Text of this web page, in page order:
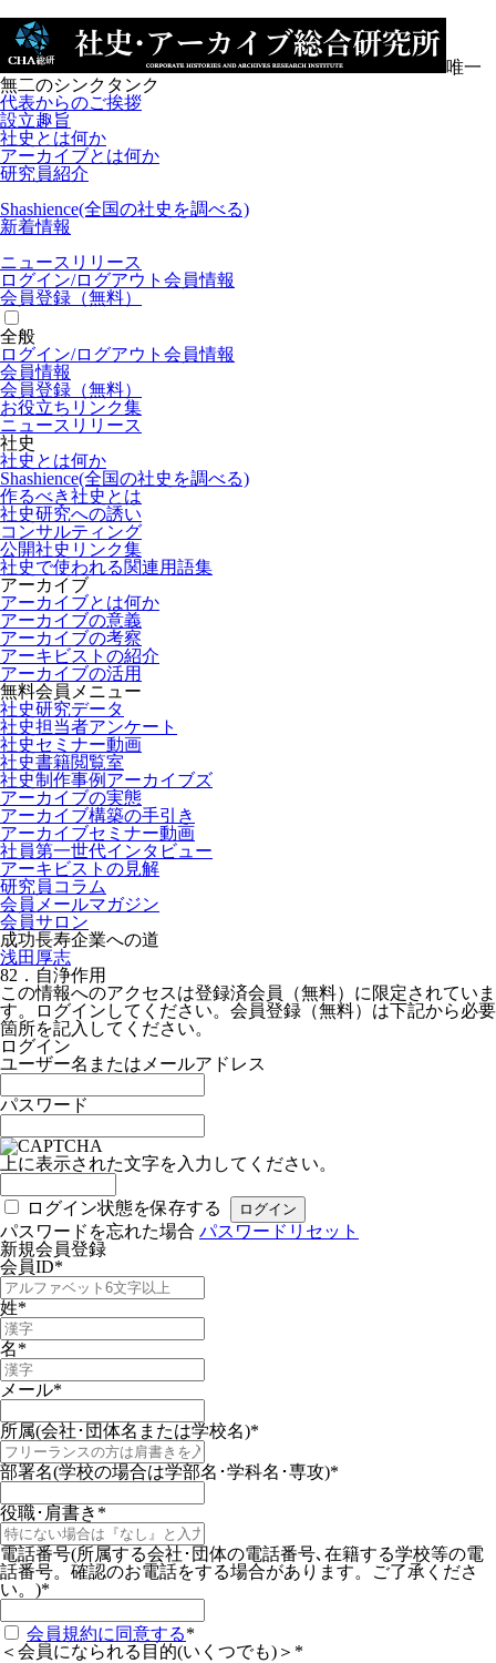
唯一
無二のシンクタンク
代表からのご挨拶
設立趣旨
社史とは何か
アーカイブとは何か
研究員紹介
Shashience(全国の社史を調べる)
新着情報
ニュースリリース
ログイン/ログアウト 会員情報
会員登録（無料）
全般
ログイン/ログアウト 会員情報
会員情報
会員登録（無料）
お役立ちリンク集
ニュースリリース
社史
社史とは何か
Shashience(全国の社史を調べる)
作るべき社史とは
社史研究への誘い
コンサルティング
公開社史リンク集
社史で使われる関連用語集
アーカイブ
アーカイブとは何か
アーカイブの意義
アーカイブの考察
アーキビストの紹介
アーカイブの活用
無料会員メニュー
社史研究データ
社史担当者アンケート
社史セミナー動画
社史書籍閲覧室
社史制作事例アーカイブズ
アーカイブの実態
アーカイブ構築の手引き
アーカイブセミナー動画
社員第一世代インタビュー
アーキビストの見解
研究員コラム
会員メールマガジン
会員サロン
成功長寿企業への道
浅田厚志
82．自浄作用
この情報へのアクセスは登録済会員（無料）に限定されていま
す。ログインしてください。会員登録（無料）は下記から必要
箇所を記入してください。
ログイン
ユーザー名またはメールアドレス
パスワード
上に表示された文字を入力してください。
ログイン状態を保存する
パスワードを忘れた場合 パスワードリセット
新規会員登録
会員ID*
姓*
名*
メール*
所属(会社･団体名または学校名)*
部署名(学校の場合は学部名･学科名･専攻)*
役職･肩書き *
電話番号(所属する会社･団体の電話番号､在籍する学校等の電
話番号。確認のお電話をする場合があります。ご了承くださ
い。)*
会員規約に同意する*
＜会員になられる目的(いくつでも)＞ *